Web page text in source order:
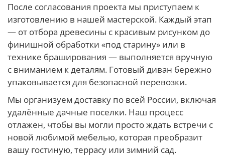
После согласования проекта мы приступаем к
изготовлению в нашей мастерской. Каждый этап
— от отбора древесины с красивым рисунком до
финишной обработки «под старину» или в
технике браширования — выполняется вручную
с вниманием к деталям. Готовый диван бережно
упаковывается для безопасной перевозки.
Мы организуем доставку по всей России, включая
удалённые дачные поселки. Наш процесс
отлажен, чтобы вы могли просто ждать встречи с
новой любимой мебелью, которая преобразит
вашу гостиную, террасу или зимний сад.